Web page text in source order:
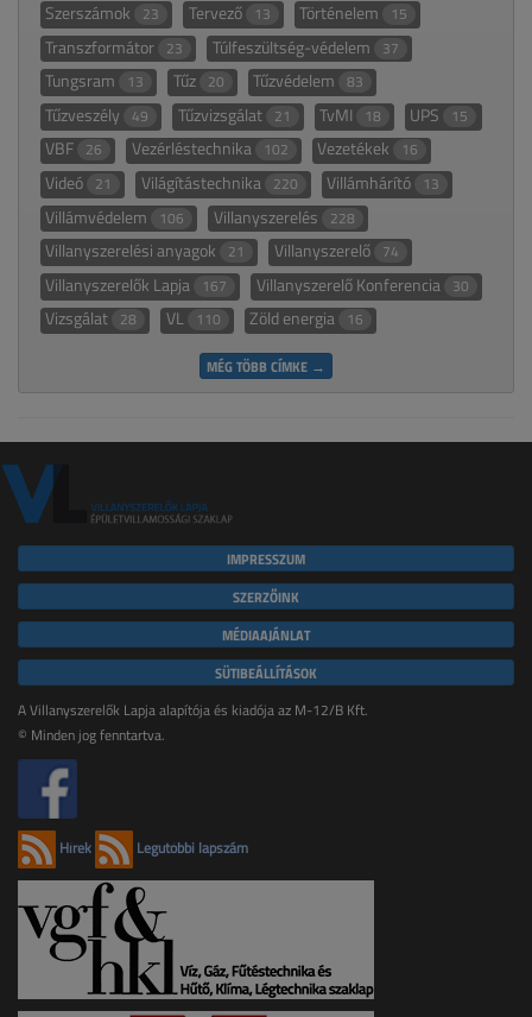
Szerszámok 23 Tervező 13 Történelem 15
Transzformátor 23 Túlfeszültség-védelem 37
Tungsram 13 Tűz 20 Tűzvédelem 83
Tűzveszély 49 Tűzvizsgálat 21 TvMI 18 UPS 15
VBF 26 Vezérléstechnika 102 Vezetékek 16
Videó 21 Világítástechnika 220 Villámhárító 13
Villámvédelem 106 Villanyszerelés 228
Villanyszerelési anyagok 21 Villanyszerelő 74
Villanyszerelők Lapja 167 Villanyszerelő Konferencia 30
Vizsgálat 28 VL 110 Zöld energia 16
MÉG TÖBB CÍMKE →
IMPRESSZUM
SZERZŐINK
MÉDIAAJÁNLAT
SÜTIBEÁLLÍTÁSOK
A Villanyszerelők Lapja alapítója és kiadója az M-12/B Kft.
© Minden jog fenntartva.
Hírek Legutóbbi lapszám